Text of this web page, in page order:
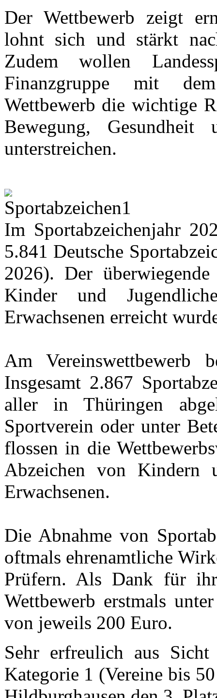
Der Wettbewerb zeigt
lohnt sich und stärkt
Zudem wollen
Finanzgruppe mit dem
Wettbewerb die wichtige
Bewegung,
unterstreichen.
Im Sportabzeichenjahr
5.841 Deutsche
2026). Der
Kinder und
Erwachsenen erreicht
Am Vereinswettbewerb
Insgesamt 2.867
aller in Thüringen
Sportverein oder unter
flossen in die
Abzeichen von Kindern
Erwachsenen.
Die Abnahme von
oftmals ehrenamtliche
Prüfern. Als Dank für
Wettbewerb erstmals
von jeweils 200 Euro.
Sehr erfreulich aus
Kategorie 1 (Vereine bis